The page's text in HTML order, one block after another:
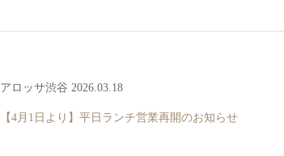
アロッサ渋谷 2026.03.18
【4月1日より】平日ランチ営業再開のお知らせ